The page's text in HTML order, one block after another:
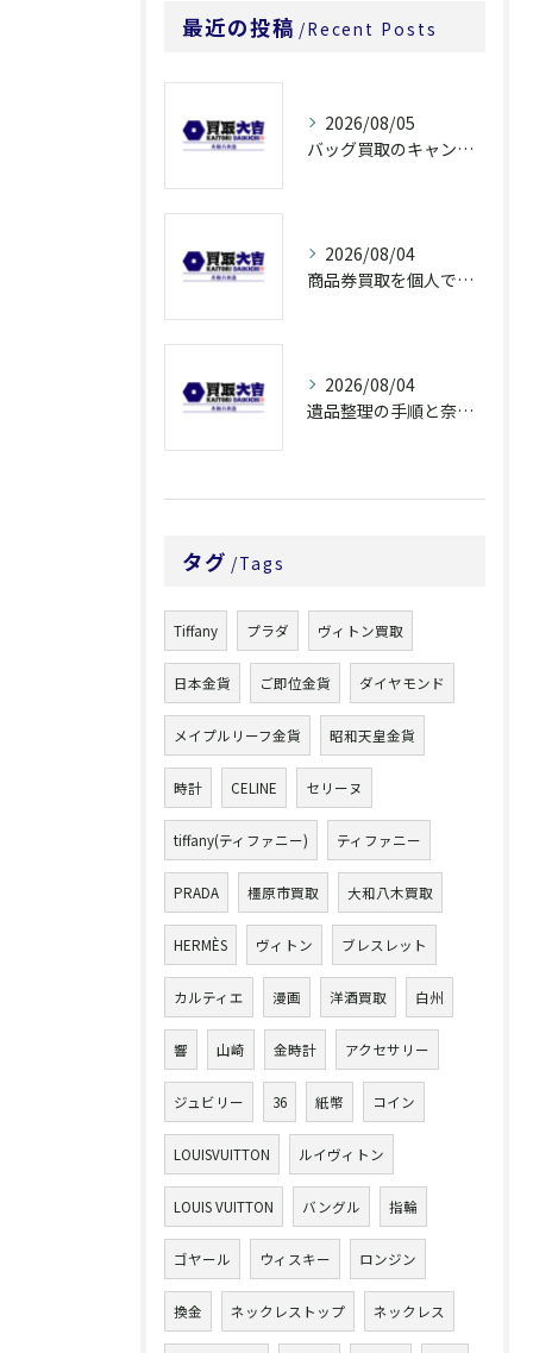
最近の投稿 Recent Posts
2026/08/05
バッグ買取のキャンペーンで奈良県橿原市でお得に売るための条件と注意点徹底ガイド
2026/08/04
商品券買取を個人で利用する際の奈良県橿原市で知っておきたい高換金ポイント
2026/08/04
遺品整理の手順と奈良県橿原市で無駄なく片付ける方法とごみ処分ポイント
タグ Tags
Tiffany プラダ ヴィトン買取
日本金貨 ご即位金貨 ダイヤモンド
メイプルリーフ金貨 昭和天皇金貨
時計 CELINE セリーヌ
tiffany(ティファニー) ティファニー
PRADA 橿原市買取 大和八木買取
HERMÈS ヴィトン ブレスレット
カルティエ 漫画 洋酒買取 白州
響 山崎 金時計 アクセサリー
ジュビリー 36 紙幣 コイン
LOUISVUITTON ルイヴィトン
LOUIS VUITTON バングル 指輪
ゴヤール ウィスキー ロンジン
換金 ネックレストップ ネックレス